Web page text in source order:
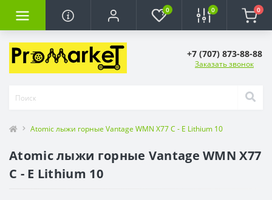
0 0 0
+7 (707) 873-88-88
Заказать звонок
Atomic лыжи горные Vantage WMN X77 C - E Lithium 10
Atomic лыжи горные Vantage WMN X77
C - E Lithium 10